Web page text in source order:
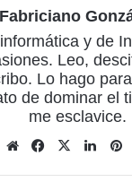
Fabriciano
y de
Leo,
Lo hago
de dominar el
me esclavice.
Sitio
Facebook
X